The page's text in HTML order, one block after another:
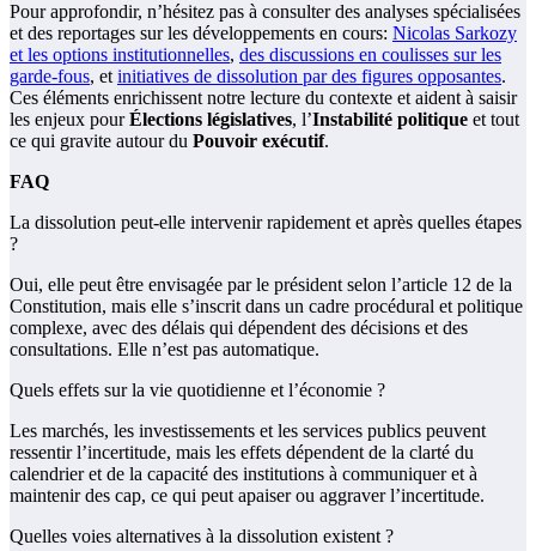
Pour approfondir, n’hésitez pas à consulter des analyses spécialisées
et des reportages sur les développements en cours: Nicolas Sarkozy
et les options institutionnelles, des discussions en coulisses sur les
garde-fous, et initiatives de dissolution par des figures opposantes.
Ces éléments enrichissent notre lecture du contexte et aident à saisir
les enjeux pourÉlections législatives, l’Instabilité politique et tout
ce qui gravite autour du Pouvoir exécutif.
FAQ
La dissolution peut-elle intervenir rapidement et après quelles étapes
?
Oui, elle peut être envisagée par le président selon l’article 12 de la
Constitution, mais elle s’inscrit dans un cadre procédural et politique
complexe, avec des délais qui dépendent des décisions et des
consultations. Elle n’est pas automatique.
Quels effets sur la vie quotidienne et l’économie ?
Les marchés, les investissements et les services publics peuvent
ressentir l’incertitude, mais les effets dépendent de la clarté du
calendrier et de la capacité des institutions à communiquer et à
maintenir des cap, ce qui peut apaiser ou aggraver l’incertitude.
Quelles voies alternatives à la dissolution existent ?